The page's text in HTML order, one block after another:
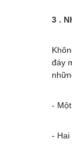
3 .
đáy
-
- Hai